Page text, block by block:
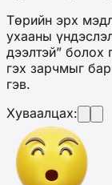
Төрийн эрх
ухааны
дээлтэй” болох
гэх зарчмыг
гэв.
Хуваалцах: